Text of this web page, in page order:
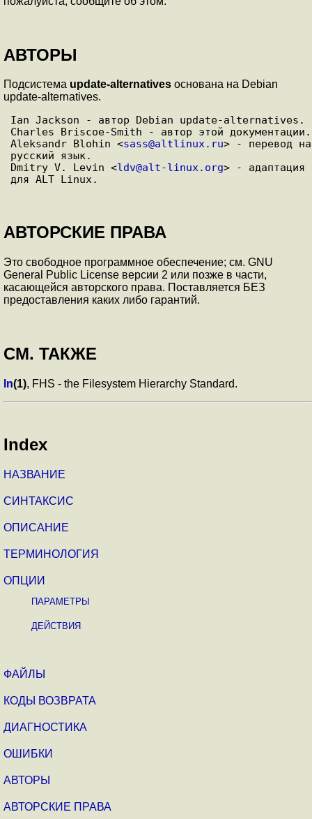
АВТОРЫ
Подсистема update-alternatives основана на Debian
update-alternatives.
Ian Jackson - автор Debian update-alternatives.
Charles Briscoe-Smith - автор этой документации.
Aleksandr Blohin <sass@altlinux.ru> - перевод на
русский язык.
Dmitry V. Levin <ldv@alt-linux.org> - адаптация
АВТОРСКИЕ ПРАВА
Это свободное программное обеспечение; см. GNU
General Public License версии 2 или позже в части,
касающейся авторского права. Поставляется БЕЗ
предоставления каких либо гарантий.
СМ. ТАКЖЕ
ln(1), FHS - the Filesystem Hierarchy Standard.
Index
НАЗВАНИЕ
СИНТАКСИС
ОПИСАНИЕ
ТЕРМИНОЛОГИЯ
ОПЦИИ
ПАРАМЕТРЫ
ДЕЙСТВИЯ
ФАЙЛЫ
КОДЫ ВОЗВРАТА
ДИАГНОСТИКА
ОШИБКИ
АВТОРЫ
АВТОРСКИЕ ПРАВА